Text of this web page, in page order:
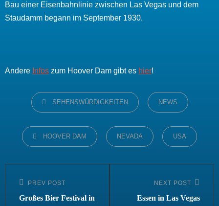
Bau einer Eisenbahnlinie zwischen Las Vegas und dem
Staudamm begann im September 1930.
Andere Infos zum Hoover Dam gibt es hier!
CATEGORIES
SEHENSWÜRDIGKEITEN NEWS
TAGS,
HOOVER DAM NEVADA USA
Previous
Post
PREV POST
Großes Bier Festival in
Post
NEXT POST
Essen in Las Vegas